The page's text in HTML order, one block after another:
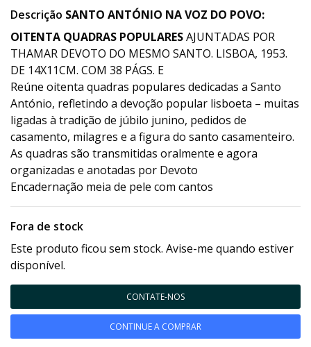
Descrição SANTO ANTÓNIO NA VOZ DO POVO:
OITENTA QUADRAS POPULARESAJUNTADAS POR
THAMAR DEVOTO DO MESMO SANTO. LISBOA, 1953.
DE 14X11CM. COM 38 PÁGS. E
Reúne oitenta quadras populares dedicadas a Santo
António, refletindo a devoção popular lisboeta – muitas
ligadas à tradição de júbilo junino, pedidos de
casamento, milagres e a figura do santo casamenteiro.
As quadras são transmitidas oralmente e agora
organizadas e anotadas por Devoto
Encadernação meia de pele com cantos
Fora de stock
Este produto ficou sem stock. Avise-me quando estiver
disponível.
CONTATE-NOS
CONTINUE A COMPRAR